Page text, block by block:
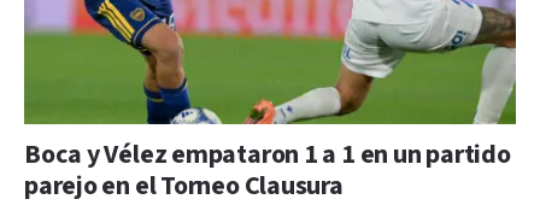
Boca y Vélez empataron 1 a 1 en un partido
parejo en el Torneo Clausura